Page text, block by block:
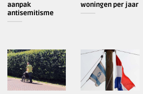
aanpak
antisemitisme
woningen per jaar